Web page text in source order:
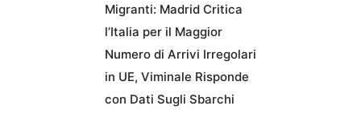
Migranti: Madrid Critica
l’Italia per il Maggior
Numero di Arrivi Irregolari
in UE, Viminale Risponde
con Dati Sugli Sbarchi